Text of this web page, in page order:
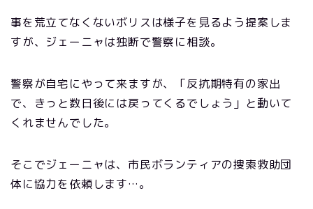
事を荒立てなくないボリスは様子を見るよう提案しま
すが、ジェーニャは独断で警察に相談。
警察が自宅にやって来ますが、「反抗期特有の家出
で、きっと数日後には戻ってくるでしょう」と動いて
くれませんでした。
そこでジェーニャは、市民ボランティアの捜索救助団
体に協力を依頼します…。